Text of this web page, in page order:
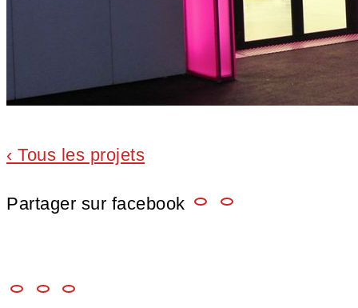
‹ Tous les projets
Partager sur facebook